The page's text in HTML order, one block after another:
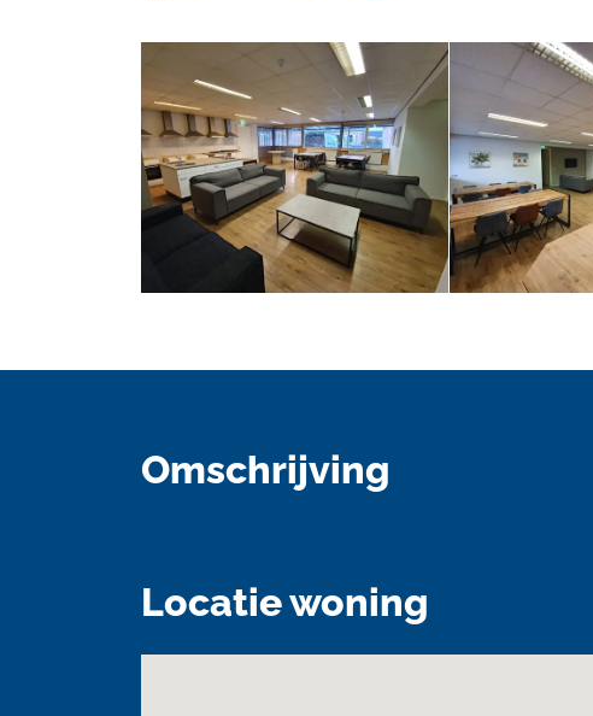
album
Omschrijving
Locatie woning